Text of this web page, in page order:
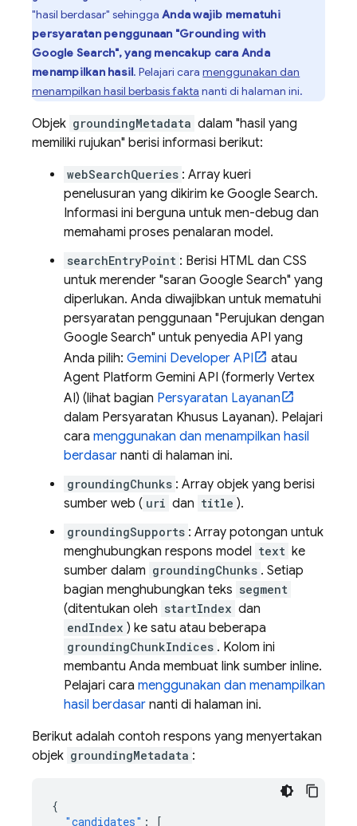
"hasil berdasar" sehingga Anda wajib mematuhi
persyaratan penggunaan "Grounding with
Google Search", yang mencakup cara Anda
menampilkan hasil. Pelajari caramenggunakan dan
menampilkan hasil berbasis fakta nanti di halaman ini.
Objek groundingMetadata dalam "hasil yang
memiliki rujukan" berisi informasi berikut:
webSearchQueries : Array kueri
penelusuran yang dikirim ke Google Search.
Informasi ini berguna untuk men-debug dan
memahami proses penalaran model.
searchEntryPoint : Berisi HTML dan CSS
untuk merender "saran Google Search" yang
diperlukan. Anda diwajibkan untuk mematuhi
persyaratan penggunaan "Perujukan dengan
Google Search" untuk penyedia API yang
Anda pilih: Gemini Developer API
atau
Agent Platform Gemini API (formerly Vertex
AI) (lihat bagian Persyaratan Layanan
dalam Persyaratan Khusus Layanan). Pelajari
cara menggunakan dan menampilkan hasil
berdasar nanti di halaman ini.
groundingChunks : Array objek yang berisi
sumber web ( uri dan title ).
groundingSupports : Array potongan untuk
menghubungkan respons model text ke
sumber dalam groundingChunks . Setiap
bagian menghubungkan teks segment
(ditentukan oleh startIndex dan
endIndex ) ke satu atau beberapa
groundingChunkIndices . Kolom ini
membantu Anda membuat link sumber inline.
Pelajari cara menggunakan dan menampilkan
hasil berdasar nanti di halaman ini.
Berikut adalah contoh respons yang menyertakan
objek groundingMetadata :
{
"candidates" :
[